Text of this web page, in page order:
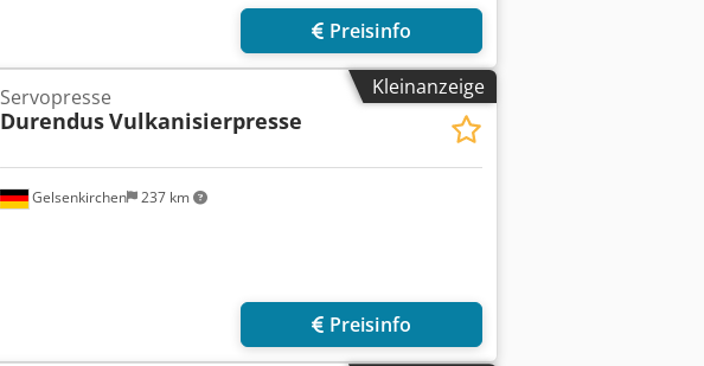
Preisinfo
Kleinanzeige
Gelsenkirchen 237 km
Servopresse
DurendusVulkanisierpresse
Preisinfo